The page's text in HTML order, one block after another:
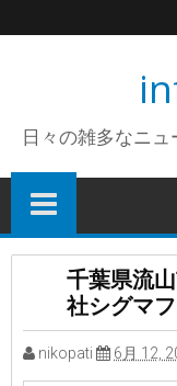
日々の雑多なニ
千葉県流
社シグマ
nikopati 6月 12,